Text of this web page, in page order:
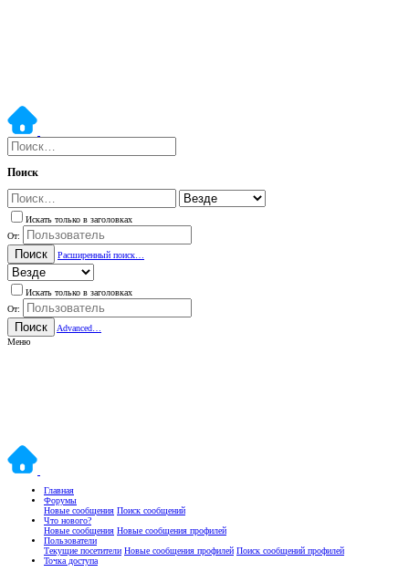
Поиск
Искать только в заголовках
От:
Поиск Расширенный поиск…
Искать только в заголовках
От:
Поиск
Advanced…
Меню
Главная
Форумы
Новые сообщения Поиск сообщений
Что нового?
Новые сообщения Новые сообщения профилей
Пользователи
Текущие посетители Новые сообщения профилей Поиск сообщений профилей
Точка доступа